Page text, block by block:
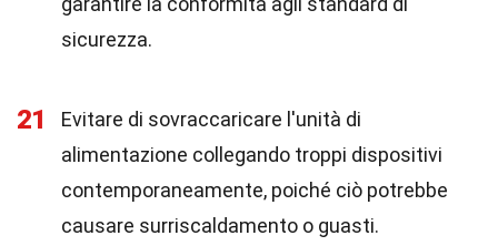
sicurezza.
21
Evitare di sovraccaricare l'unità di
alimentazione collegando troppi dispositivi
contemporaneamente, poiché ciò potrebbe
causare surriscaldamento o guasti.